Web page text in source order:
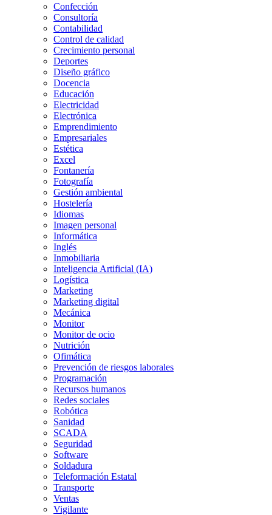
Confección
Consultoría
Contabilidad
Control de calidad
Crecimiento personal
Deportes
Diseño gráfico
Docencia
Educación
Electricidad
Electrónica
Emprendimiento
Empresariales
Estética
Excel
Fontanería
Fotografía
Gestión ambiental
Hostelería
Idiomas
Imagen personal
Informática
Inglés
Inmobiliaria
Inteligencia Artificial (IA)
Logística
Marketing
Marketing digital
Mecánica
Monitor
Monitor de ocio
Nutrición
Ofimática
Prevención de riesgos laborales
Programación
Recursos humanos
Redes sociales
Robótica
Sanidad
SCADA
Seguridad
Software
Soldadura
Teleformación Estatal
Transporte
Ventas
Vigilante